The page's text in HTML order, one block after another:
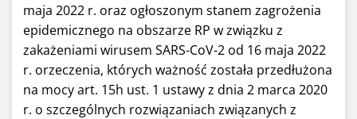
maja 2022 r. oraz ogłoszonym stanem zagrożenia
epidemicznego na obszarze RP w związku z
zakażeniami wirusem SARS-CoV-2 od 16 maja 2022
r. orzeczenia, których ważność została przedłużona
na mocy art. 15h ust. 1 ustawy z dnia 2 marca 2020
r. o szczególnych rozwiązaniach związanych z